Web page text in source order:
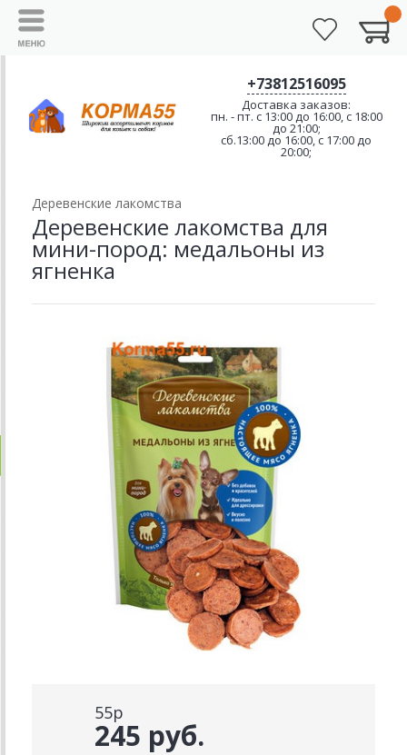
+73812516095
Доставка заказов:
пн. - пт. с 13:00 до 16:00, с 18:00
до 21:00;
сб.13:00 до 16:00, с 17:00 до
20:00;
Деревенские лакомства
Деревенские лакомства для
мини-пород: медальоны из
ягненка
55р
245 руб.